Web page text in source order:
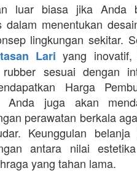
luar biasa jika Anda
dalam menentukan
lingkungan sekitar.
Lari yang
rubber sesuai dengan
Harga
Anda juga akan
perawatan berkala
Keunggulan
antara nilai
yang tahan lama.